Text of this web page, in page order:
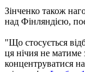
Зінченко також
над Фінляндією,
"Що стосується
ця нічия не матиме
концентруватися